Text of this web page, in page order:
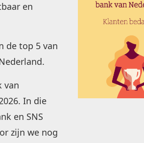
en
de top 5 van
van
In die
en SNS
zijn we nog